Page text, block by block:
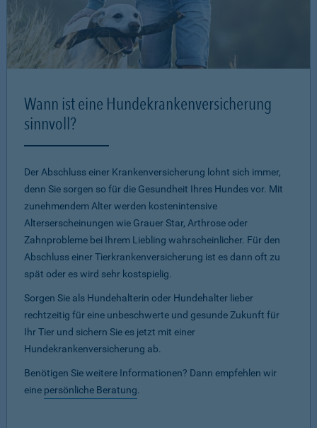
Wann ist eine Hundekrankenversicherung
sinnvoll?
Der Abschluss einer Krankenversicherung lohnt sich immer,
denn Sie sorgen so für die Gesundheit Ihres Hundes vor. Mit
zunehmendem Alter werden kostenintensive
Alterserscheinungen wie Grauer Star, Arthrose oder
Zahnprobleme bei Ihrem Liebling wahrscheinlicher. Für den
Abschluss einer Tierkrankenversicherung ist es dann oft zu
spät oder es wird sehr kostspielig.
Sorgen Sie als Hundehalterin oder Hundehalter lieber
rechtzeitig für eine unbeschwerte und gesunde Zukunft für
Ihr Tier und sichern Sie es jetzt mit einer
Hundekrankenversicherung ab.
Benötigen Sie weitere Informationen? Dann empfehlen wir
eine persönliche Beratung.